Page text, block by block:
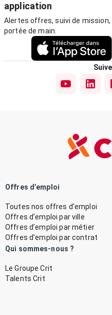
application
Alertes offres, suivi de
portée de main.
Offres d’emploi
Toutes nos offres d’emploi
Offres d’emploi par ville
Offres d’emploi par métier
Offres d’emploi par contrat
Qui sommes-nous ?
Le Groupe Crit
Talents Crit